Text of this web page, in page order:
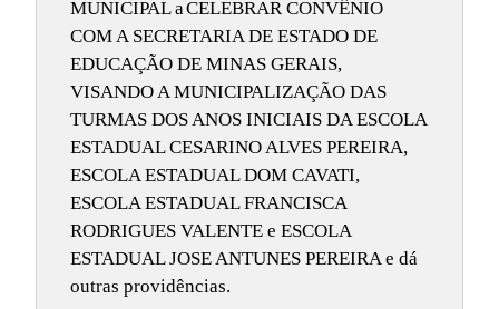
MUNICIPAL aCELEBRAR CONVÊNIO
COM A SECRETARIA DE ESTADO DE
EDUCAÇÃO DE MINAS GERAIS,
VISANDO A MUNICIPALIZAÇÃO DAS
TURMAS DOS ANOS INICIAIS DA ESCOLA
ESTADUAL CESARINO ALVES PEREIRA,
ESCOLA ESTADUAL DOM CAVATI,
ESCOLA ESTADUAL FRANCISCA
RODRIGUES VALENTE e ESCOLA
ESTADUAL JOSE ANTUNES PEREIRA e dá
outras providências.